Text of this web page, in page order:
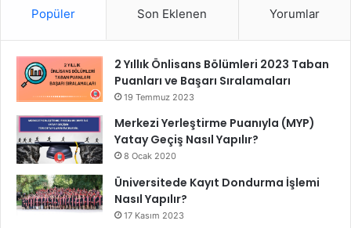
Popüler Son Eklenen Yorumlar
2 Yıllık Önlisans Bölümleri 2023 Taban
Puanları ve Başarı Sıralamaları
19 Temmuz 2023
Merkezi Yerleştirme Puanıyla (MYP)
Yatay Geçiş Nasıl Yapılır?
8 Ocak 2020
Üniversitede Kayıt Dondurma İşlemi
Nasıl Yapılır?
17 Kasım 2023